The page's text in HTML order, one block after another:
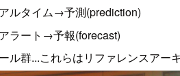
ルタイム→予測(prediction)
ラート→予報(forecast)
ル群...これらはリファレンスアー